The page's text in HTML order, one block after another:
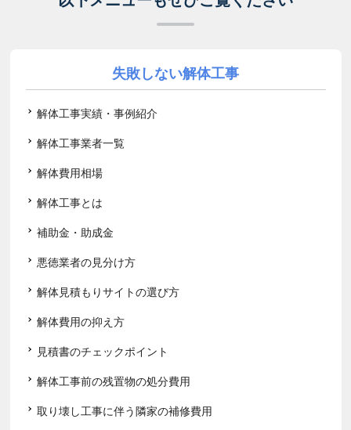
失敗しない解体工事
解体工事実績・事例紹介
解体工事業者一覧
解体費用相場
解体工事とは
補助金・助成金
悪徳業者の見分け方
解体見積もりサイトの選び方
解体費用の抑え方
見積書のチェックポイント
解体工事前の残置物の処分費用
取り壊し工事に伴う隣家の補修費用